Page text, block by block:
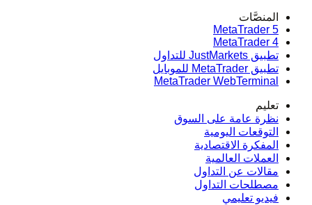
المنصَّات
MetaTrader 5
MetaTrader 4
تطبيق JustMarkets للتداول
تطبيق MetaTrader للموبايل
MetaTrader WebTerminal
تعليم
نظرة عامة على السوق
التوقعات اليومية
المفكرة الاقتصادية
العملات العالمية
مقالات عن التداول
مصطلحات التداول
فيديو تعليمي